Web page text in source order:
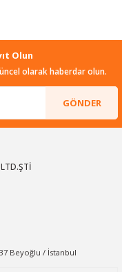
Olun
olarak haberdar olun.
GÖNDER
Beyoğlu / İstanbul